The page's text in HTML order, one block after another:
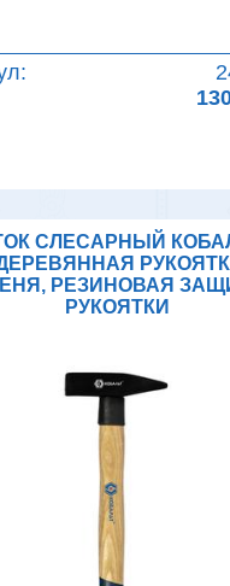
СЛЕСАРНЫЙ
ДЕРЕВЯННАЯ
РЕЗИНОВАЯ
РУКОЯТКИ